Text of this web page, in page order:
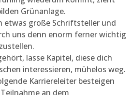
Grünanlage.
etwas große Schriftsteller und
uns denn enorm ferner wichtig
lasse Kapitel, diese dich
interessieren, mühelos weg.
Karriereleiter besteigen
an dem